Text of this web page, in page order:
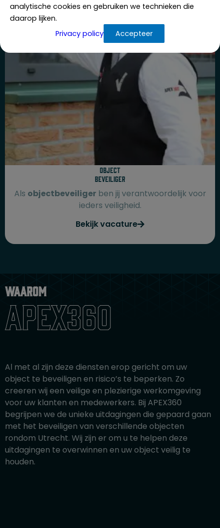
Object
beveiliger
Als objectbeveiligerben jij verantwoordelijk voor
ieders veiligheid.
Bekijk vacature
Waarom
apex360
Al met al zijn deze diensten erop gericht om uw
object te beveiligen en risico’s te beperken. Zo
creeren wij een veilige en plezierige werkomgeving
voor uw klanten en medewerkers. Bij APEX360
begrijpen we de unieke uitdagingen die gepaard gaan
met het beveiligen van verschillende objecten
rondom Utrecht. Wij zijn er om u te helpen deze
uitdagingen te overwinnen en uw object veilig te
houden.
analytische cookies en gebruiken we technieken die
daarop lijken.
Privacy policy
Accepteer